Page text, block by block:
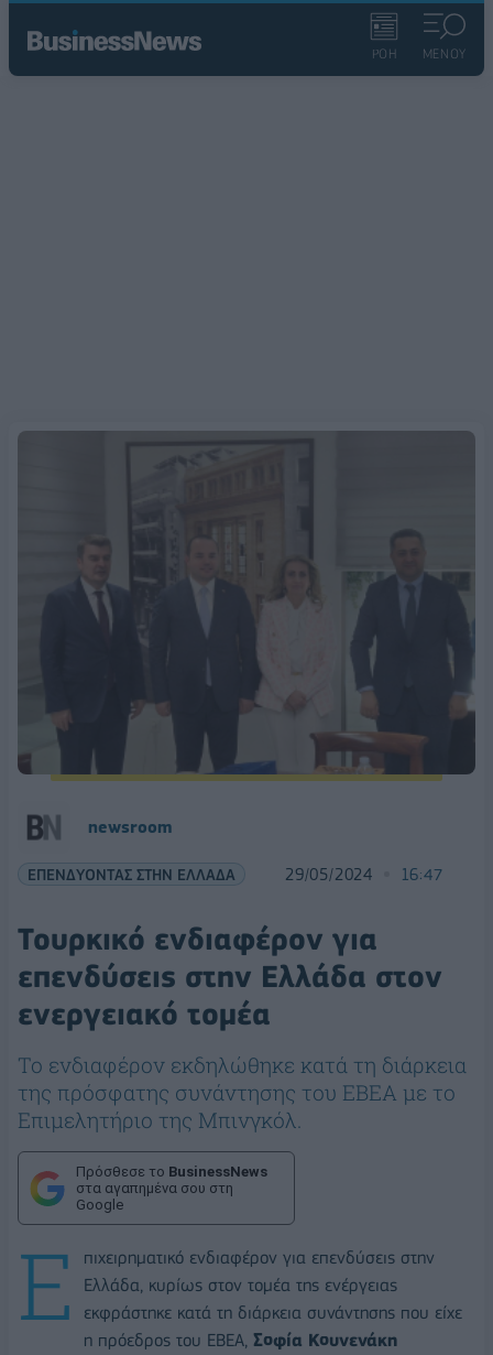
ΡΟΗ ΜΕΝΟΥ
newsroom
ΕΠΕΝΔΥΟΝΤΑΣ ΣΤΗΝ ΕΛΛΑΔΑ 29/05/2024 16:47
Τουρκικό ενδιαφέρον για
επενδύσεις στην Ελλάδα στον
ενεργειακό τομέα
Το ενδιαφέρον εκδηλώθηκε κατά τη διάρκεια
της πρόσφατης συνάντησης του ΕΒΕΑ με το
Επιμελητήριο της Μπινγκόλ.
Πρόσθεσε το BusinessNews
στα αγαπημένα σου στη
Google
Ε
πιχειρηματικό ενδιαφέρον για επενδύσεις στην
Ελλάδα, κυρίως στον τομέα της ενέργειας
εκφράστηκε κατά τη διάρκεια συνάντησης που είχε
η πρόεδρος του ΕΒΕΑ, Σοφία Κουνενάκη